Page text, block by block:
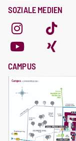
SOZIALE MEDIEN
CAMPUS